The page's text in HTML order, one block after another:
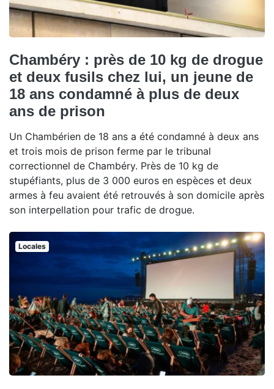
Chambéry : près de 10 kg de drogue
et deux fusils chez lui, un jeune de
18 ans condamné à plus de deux
ans de prison
Un Chambérien de 18 ans a été condamné à deux ans
et trois mois de prison ferme par le tribunal
correctionnel de Chambéry. Près de 10 kg de
stupéfiants, plus de 3 000 euros en espèces et deux
armes à feu avaient été retrouvés à son domicile après
son interpellation pour trafic de drogue.
Locales